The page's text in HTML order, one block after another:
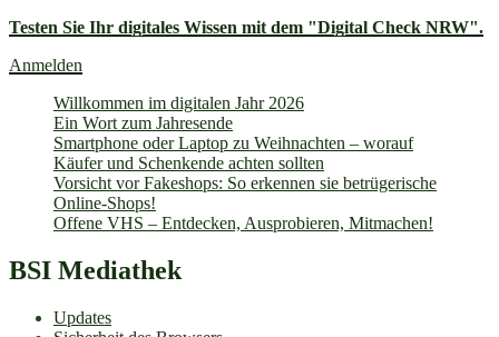
Testen Sie Ihr digitales Wissen mit dem "Digital Check NRW".
Anmelden
Willkommen im digitalen Jahr 2026
Ein Wort zum Jahresende
Smartphone oder Laptop zu Weihnachten – worauf
Käufer und Schenkende achten sollten
Vorsicht vor Fakeshops: So erkennen sie betrügerische
Online-Shops!
Offene VHS – Entdecken, Ausprobieren, Mitmachen!
BSI Mediathek
Updates